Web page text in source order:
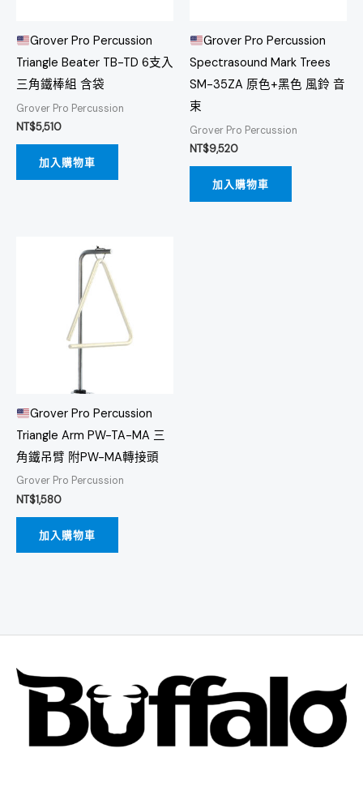
Grover Pro Percussion
Triangle Beater TB-TD 6支入
三角鐵棒組 含袋
Grover Pro Percussion
NT$5,510
加入購物車
Grover Pro Percussion
Spectrasound Mark Trees
SM-35ZA 原色+黑色 風鈴 音
束
Grover Pro Percussion
NT$9,520
加入購物車
Grover Pro Percussion
Triangle Arm PW-TA-MA 三
角鐵吊臂 附PW-MA轉接頭
Grover Pro Percussion
NT$1,580
加入購物車